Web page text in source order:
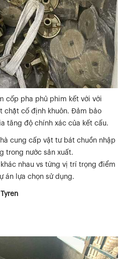
cốp pha phủ phim kết với với
chặt cố định khuôn. Đảm bảo
tăng độ chính xác của kết cấu.
cung cấp vật tư bát chuồn nhập
trong nước sản xuất.
nhau vs từng vị trí trọng điểm
án lựa chọn sử dụng.